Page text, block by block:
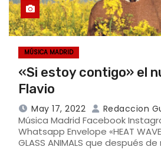
MÚSICA MADRID
«Si estoy contigo» el
Flavio
May 17, 2022 Redaccion
Música Madrid Facebook
Whatsapp Envelope «HEAT
GLASS ANIMALS que después